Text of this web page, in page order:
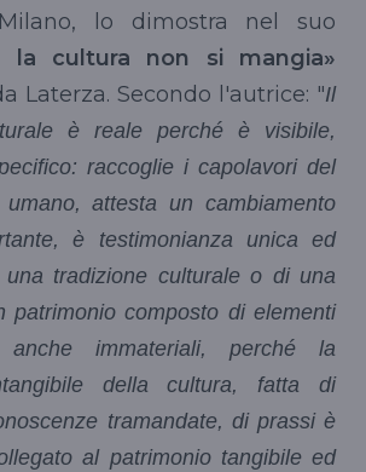
lo dimostra nel suo
la cultura non si mangia»
Laterza. Secondo l'autrice: "Il
è reale perché è visibile,
raccoglie i capolavori del
attesta un cambiamento
è testimonianza unica ed
una tradizione culturale o di una
composto di elementi
immateriali, perché la
della cultura, fatta di
tramandate, di prassi è
al patrimonio tangibile ed